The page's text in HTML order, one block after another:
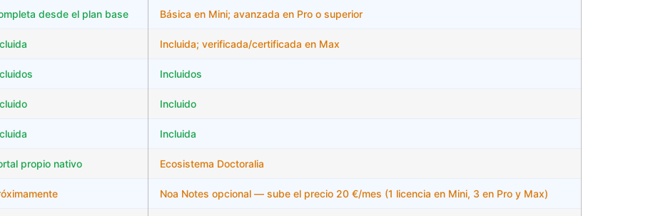
desde el plan base Básica en Mini; avanzada en Pro o superior
Incluida; verificada/certificada en Max
Incluidos
Incluido
Incluida
propio nativo Ecosistema Doctoralia
Noa Notes opcional — sube el precio 20 €/mes (1 licencia en Mini, 3 en Pro y Max)